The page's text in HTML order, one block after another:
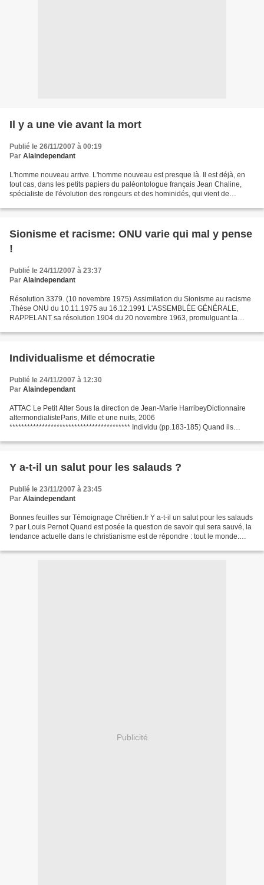
Il y a une vie avant la mort
Publié le 26/11/2007 à 00:19
Par Alaindependant
L'homme nouveau arrive. L'homme nouveau est presque là. Il est déjà, en
tout cas, dans les petits papiers du paléontologue français Jean Chaline,
spécialiste de l'évolution des rongeurs et des hominidés, qui vient de
Sionisme et racisme: ONU varie qui mal y pense
!
Publié le 24/11/2007 à 23:37
Par Alaindependant
Résolution 3379. (10 novembre 1975) Assimilation du Sionisme au racisme
.Thèse ONU du 10.11.1975 au 16.12.1991 L'ASSEMBLÉE GÉNÉRALE,
RAPPELANT sa résolution 1904 du 20 novembre 1963, promulguant la
Individualisme et démocratie
Publié le 24/11/2007 à 12:30
Par Alaindependant
ATTAC Le Petit Alter Sous la direction de Jean-Marie HarribeyDictionnaire
altermondialisteParis, Mille et une nuits, 2006
***************************************** Individu (pp.183-185) Quand ils
Y a-t-il un salut pour les salauds ?
Publié le 23/11/2007 à 23:45
Par Alaindependant
Bonnes feuilles sur Témoignage Chrétien.fr Y a-t-il un salut pour les salauds
? par Louis Pernot Quand est posée la question de savoir qui sera sauvé, la
tendance actuelle dans le christianisme est de répondre : tout le monde.
Publicité